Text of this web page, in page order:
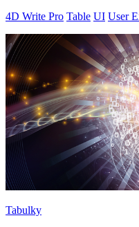
4D Write Pro Table UI User
Tabulky